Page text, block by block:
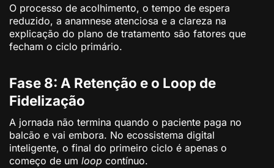
O processo de acolhimento, o tempo de espera
reduzido, a anamnese atenciosa e a clareza na
explicação do plano de tratamento são fatores que
fecham o ciclo primário.
Fase 8: A Retenção e o Loop de
Fidelização
A jornada não termina quando o paciente paga no
balcão e vai embora. No ecossistema digital
inteligente, o final do primeiro ciclo é apenas o
começo de um loop contínuo.